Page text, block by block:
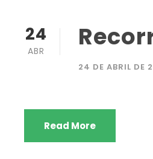
24
ABR
24 DE ABRIL DE
Read More